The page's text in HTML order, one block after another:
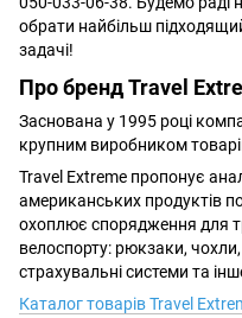
обрати найбільш
задачі!
Про бренд Travel
Заснована у 1995 році
крупним виробником
Travel Extreme пропонує
американських продуктів
охоплює спорядження для
велоспорту: рюкзаки,
страхувальні системи та
Каталог товарів Travel